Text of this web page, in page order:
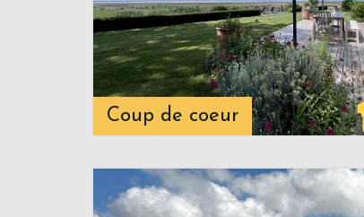
Coup de coeur